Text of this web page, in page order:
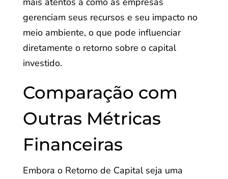
gerenciam seus recursos e seu impacto no
meio ambiente, o que pode influenciar
diretamente o retorno sobre o capital
investido.
Comparação com
Outras Métricas
Financeiras
Embora o Retorno de Capital seja uma